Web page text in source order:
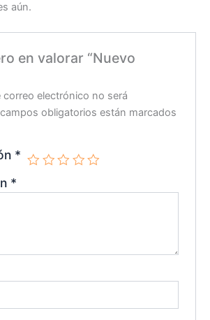
aún.
en valorar “Nuevo
correo electrónico no será
obligatorios están marcados
*
*